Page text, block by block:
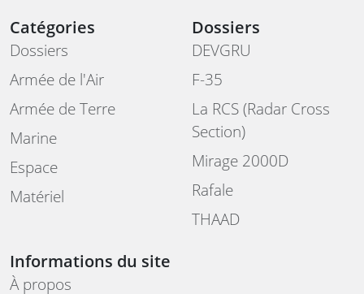
Catégories
Dossiers
Armée de l'Air
Armée de Terre
Marine
Espace
Matériel
Dossiers
DEVGRU
F-35
La RCS (Radar Cross
Section)
Mirage 2000D
Rafale
THAAD
Informations du site
À propos